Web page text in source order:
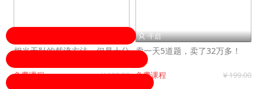
相当无耻的截流方法，但是十分
免费课程 ¥ 199.00
 千启
卖一天5道题，卖了32万多！
免费课程 ¥ 199.00